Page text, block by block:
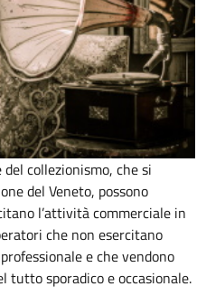
collezionismo, che si
del Veneto, possono
l’attività commerciale in
che non esercitano
e che vendono
tutto sporadico e occasionale.